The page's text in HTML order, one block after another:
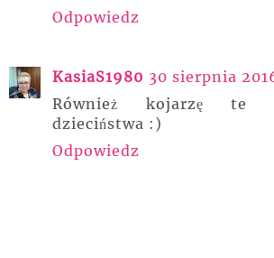
Odpowiedz
KasiaS1980 30 sierpnia
Również kojarzę te
dzieciństwa :)
Odpowiedz